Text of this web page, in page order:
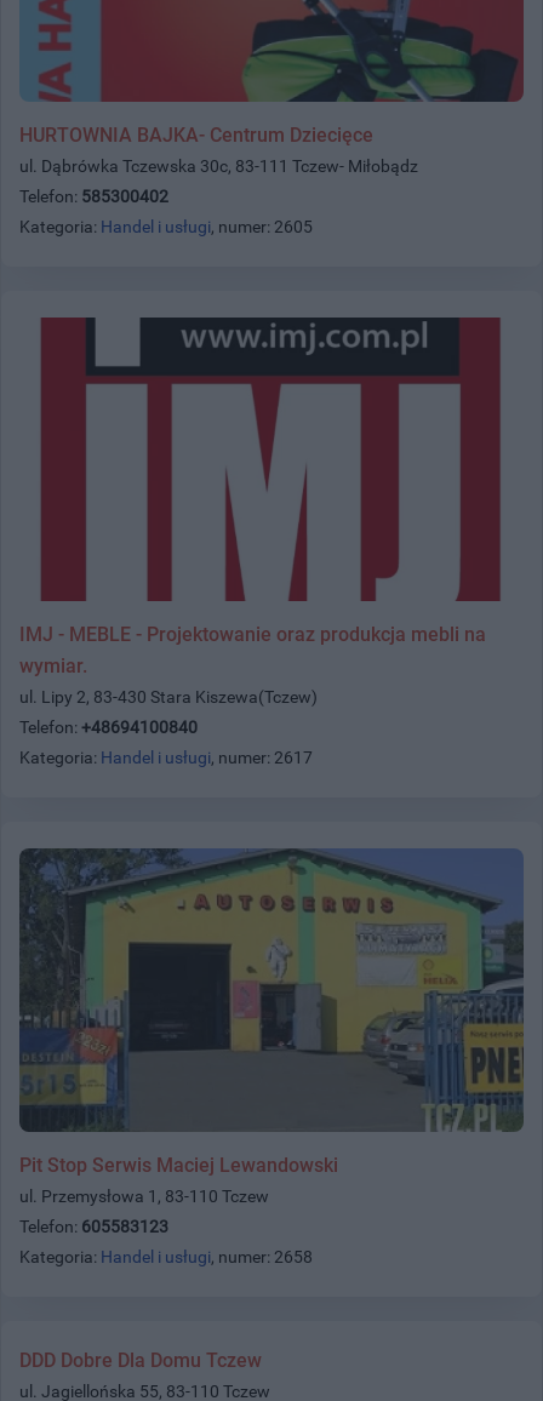
HURTOWNIA BAJKA- Centrum Dziecięce
ul. Dąbrówka Tczewska 30c, 83-111 Tczew- Miłobądz
Telefon: 585300402
Kategoria: Handel i usługi, numer: 2605
IMJ - MEBLE - Projektowanie oraz produkcja mebli na
wymiar.
ul. Lipy 2, 83-430 Stara Kiszewa(Tczew)
Telefon: +48694100840
Kategoria: Handel i usługi, numer: 2617
Pit Stop Serwis Maciej Lewandowski
ul. Przemysłowa 1, 83-110 Tczew
Telefon: 605583123
Kategoria: Handel i usługi, numer: 2658
DDD Dobre Dla Domu Tczew
ul. Jagiellońska 55, 83-110 Tczew